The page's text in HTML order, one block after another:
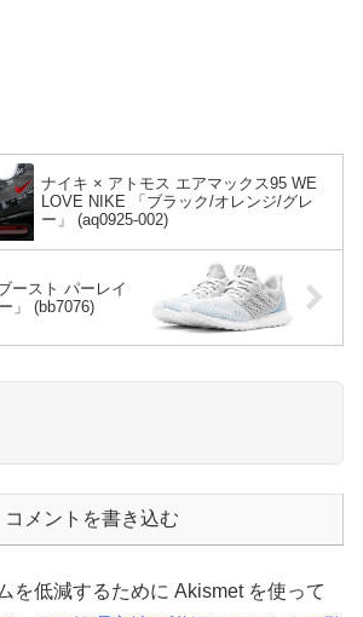
ナイキ × アトモス エアマックス95 WE
LOVE NIKE 「ブラック/オレンジ/グレ
ー」 (aq0925-002)
ースト パーレイ
」 (bb7076)
コメントを書き込む
を低減するために Akismet を使って